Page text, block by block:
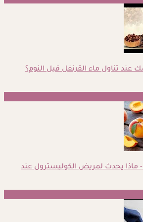
تناول ماء القرنفل قبل النوم؟
ماذا يحدث لمريض الكوليسترول عند